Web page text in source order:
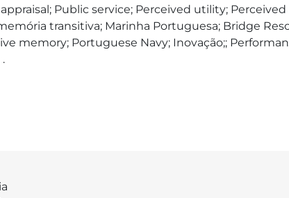
Public service; Perceived utility;
transitiva; Marinha Portuguesa; Bridge
memory; Portuguese Navy; Inovação;;